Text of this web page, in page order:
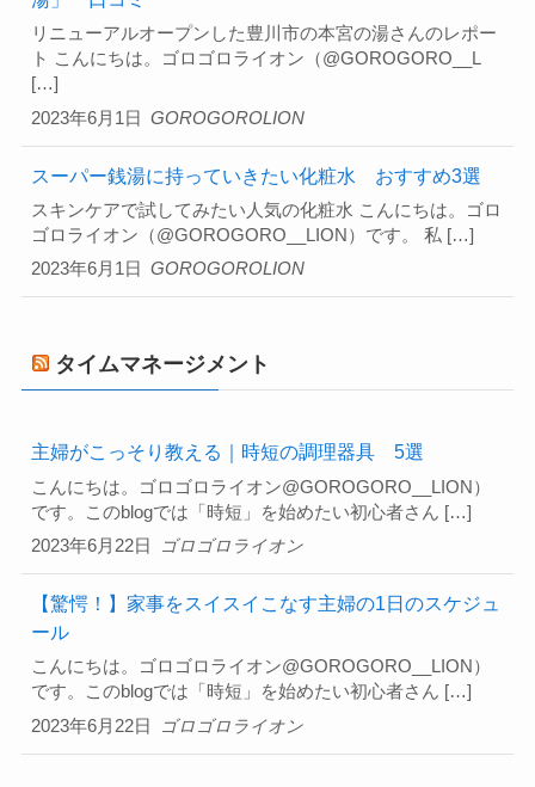
2023年6月1日
リニューアルオープンした豊川市の本宮の湯さんのレポー
ト こんにちは。ゴロゴロライオン（@GOROGORO__L
[…]
GOROGOROLION
スーパー銭湯に持っていきたい化粧水 おすすめ3選
2023年6月1日
スキンケアで試してみたい人気の化粧水 こんにちは。ゴロ
ゴロライオン（@GOROGORO__LION）です。 私 […]
GOROGOROLION
タイムマネージメント
主婦がこっそり教える｜時短の調理器具 5選
2023年6月22日
こんにちは。ゴロゴロライオン@GOROGORO__LION）
です。このblogでは「時短」を始めたい初心者さん […]
ゴロゴロライオン
【驚愕！】家事をスイスイこなす主婦の1日のスケジュ
ール
2023年6月22日
こんにちは。ゴロゴロライオン@GOROGORO__LION）
です。このblogでは「時短」を始めたい初心者さん […]
ゴロゴロライオン